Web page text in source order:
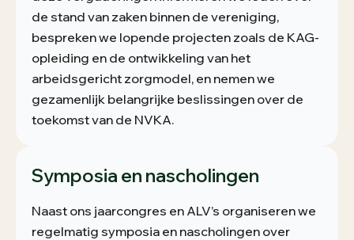
de stand van zaken binnen de vereniging,
bespreken we lopende projecten zoals de KAG-
opleiding en de ontwikkeling van het
arbeidsgericht zorgmodel, en nemen we
gezamenlijk belangrijke beslissingen over de
toekomst van de NVKA.
Symposia en nascholingen
Naast ons jaarcongres en ALV’s organiseren we
regelmatig symposia en nascholingen over